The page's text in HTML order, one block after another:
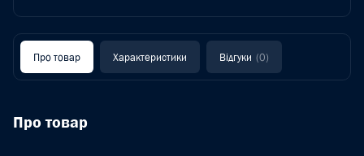
Про товар Характеристики Відгуки (0)
Про товар